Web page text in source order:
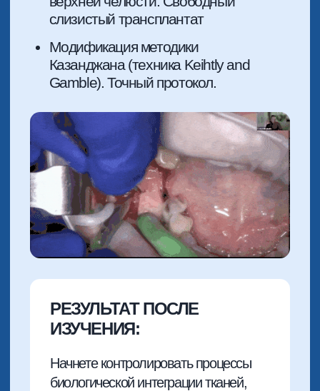
АУГМЕНТАЦИЯ
ОСНОВНЫЕ ПРАВИЛА
РАБОТЫ С КОСТНЫМИ
БЛОКАМИ
Что вы узнаете из модуля:
Основные принципы регенерации
костной ткани
Классификация латеральных
костных дефектов
Анализ зоны забора костного блока для
Планирование костной аугментации
по шагам с предсказуемым исходом
1 МОДУЛЬ